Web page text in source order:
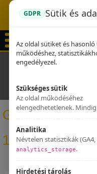
GDPR Sütik és
Az oldal sütiket és
működéshez,
engedélyezel.
Szükséges sütik
Az oldal működéséhez
elengedhetetlenek.
Analitika
Névtelen statisztikák
analytics_storage.
Hirdetési tárolás
Kezdőlap Kipufogók
Furore Nero
GPR - Honda
1998/2002